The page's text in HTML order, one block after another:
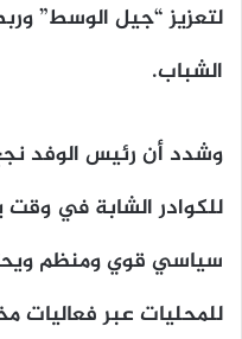
لتعزيز “جيل الوسط”
الشباب.
وشدد أن رئيس الوفد
للكوادر الشابة في
سياسي قوي ومنظم
للمحليات عبر فعاليات